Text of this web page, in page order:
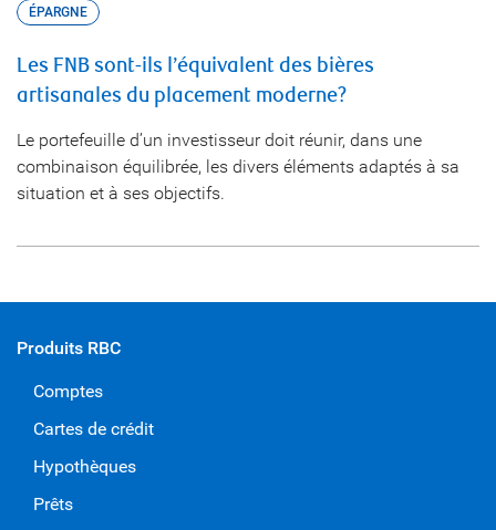
ÉPARGNE
Les FNB sont-ils l’équivalent des bières
artisanales du placement moderne?
Le portefeuille d’un investisseur doit réunir, dans une
combinaison équilibrée, les divers éléments adaptés à sa
situation et à ses objectifs.
Produits RBC
Comptes
Cartes de crédit
Hypothèques
Prêts